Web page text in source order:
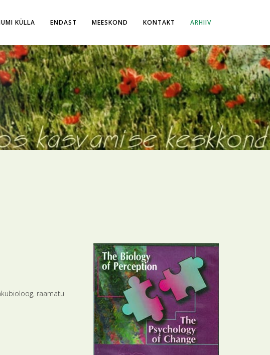
KÜLLA ENDAST MEESKOND KONTAKT ARHIIV
raamatu